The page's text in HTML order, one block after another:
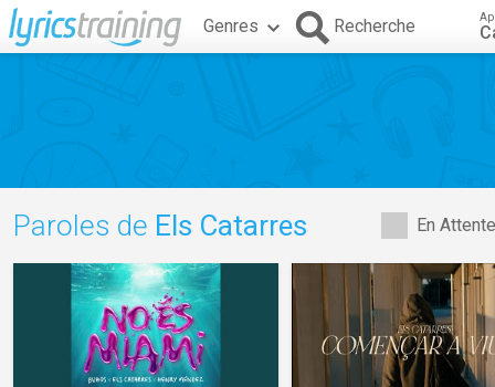
Genres Recherche
En
Paroles de Els Catarres